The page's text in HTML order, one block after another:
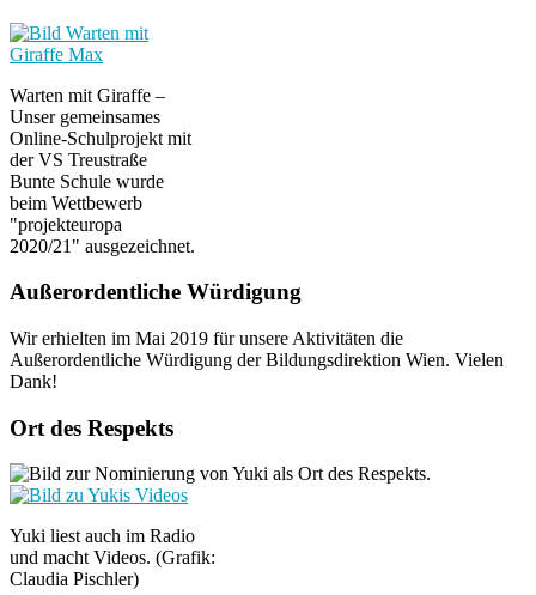
Warten mit Giraffe –
Unser gemeinsames
Online-Schulprojekt mit
der VS Treustraße
Bunte Schule wurde
beim Wettbewerb
"projekteuropa
2020/21" ausgezeichnet.
Außerordentliche Würdigung
Wir erhielten im Mai 2019 für unsere Aktivitäten die
Außerordentliche Würdigung der Bildungsdirektion Wien. Vielen
Dank!
Ort des Respekts
Yuki liest auch im Radio
und macht Videos. (Grafik:
Claudia Pischler)